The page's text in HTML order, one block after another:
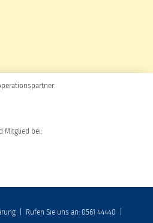
Mitglied bei:
Rufen Sie uns an: 0561 44440